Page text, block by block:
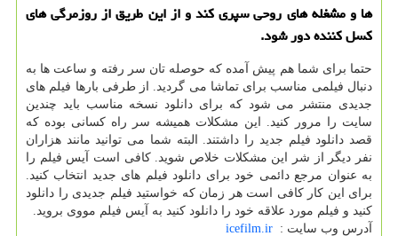
ها و مشغله های روحی سپری کند و از این طریق از روزمرگی های
کسل کننده دور شود.
حتما برای شما هم پیش آمده که حوصله تان سر رفته و ساعت ها به
دنبال فیلمی مناسب برای تماشا می گردید. از طرفی بارها فیلم های
جدیدی منتشر می شود که برای دانلود نسخه مناسب باید چندین
سایت را مرور کنید. این مشکلات همیشه سر راه کسانی بوده که
قصد دانلود فیلم جدید را داشتند. البته شما می توانید مانند هزاران
نفر دیگر از شر این مشکلات خلاص شوید. کافی است آیس فیلم را
به عنوان مرجع دائمی خود برای دانلود فیلم های جدید انتخاب کنید.
برای این کار کافی است هر زمان که خواستید فیلم جدیدی را دانلود
کنید و فیلم مورد علاقه خود را دانلود کنید به آیس فیلم مووی بروید.
آدرس وب سایت : icefilm.ir